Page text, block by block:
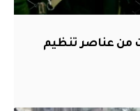
من عناصر تنظيم